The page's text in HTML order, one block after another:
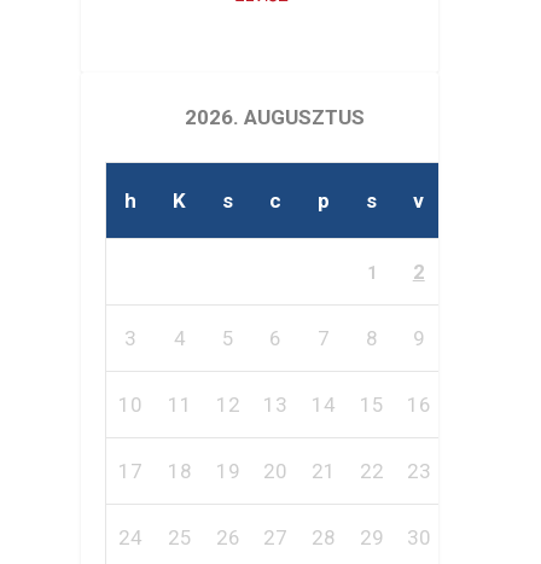
2026. AUGUSZTUS
h K s c p s v
1 2
3 4 5 6 7 8 9
10 11 12 13 14 15 16
17 18 19 20 21 22 23
24 25 26 27 28 29 30